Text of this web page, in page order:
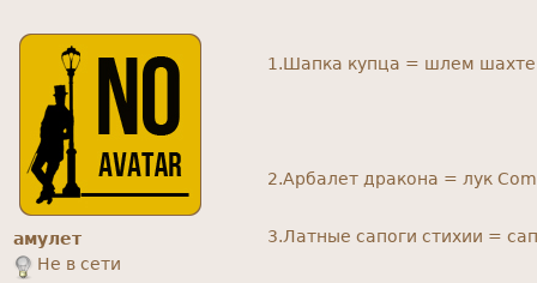
амулет
Не в сети
1.Шапка купца = шлем
2.Арбалет дракона = лук
3.Латные сапоги стихии =